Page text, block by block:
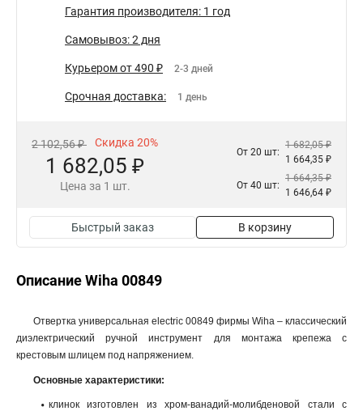
Гарантия производителя: 1 год
Самовывоз: 2 дня
Курьером от 490 ₽ 2-3 дней
Срочная доставка: 1 день
2 102,56 ₽ Скидка 20%
1 682,05 ₽
Цена за 1 шт.
От 20 шт:
1 682,05 ₽
1 664,35 ₽
От 40 шт:
1 664,35 ₽
1 646,64 ₽
Быстрый заказ В корзину
Описание Wiha 00849
Отвертка универсальная electric 00849 фирмы Wiha – классический
диэлектрический ручной инструмент для монтажа крепежа с
крестовым шлицем под напряжением.
Основные характеристики:
клинок изготовлен из хром-ванадий-молибденовой стали с